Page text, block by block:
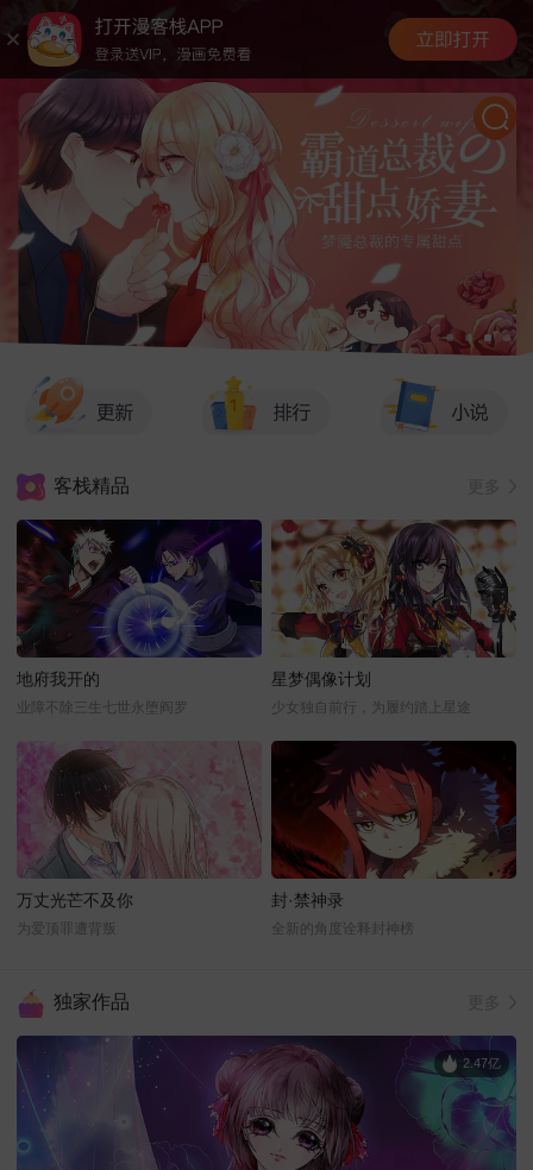
客栈精品
地府我开的
业障不除三生七世永堕阎罗
星梦偶像计划
少女独自前行，为履约踏上星途
万丈光芒不及你
为爱顶罪遭背叛
封·禁神录
全新的角度诠释封神榜
独家作品
2.47亿